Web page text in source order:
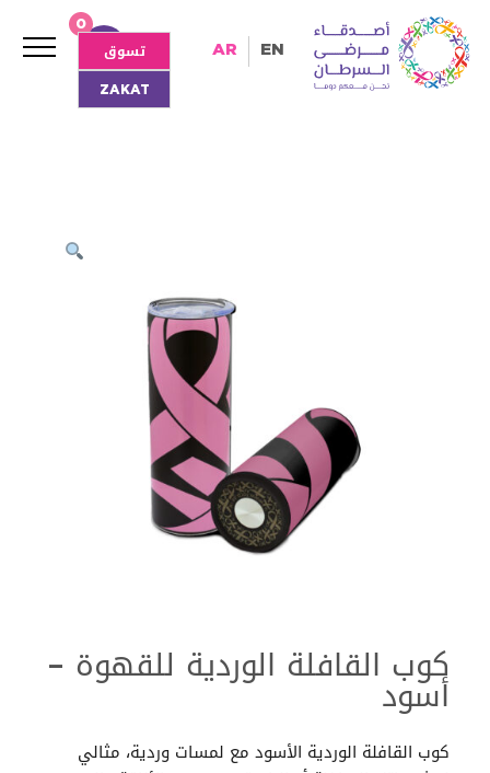
0
AR EN
تسوق
ZAKAT
كوب القافلة الوردية للقهوة –
أسود
كوب القافلة الوردية الأسود مع لمسات وردية، مثالي